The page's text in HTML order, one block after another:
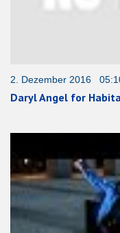
2. Dezember 2016
Daryl Angel for